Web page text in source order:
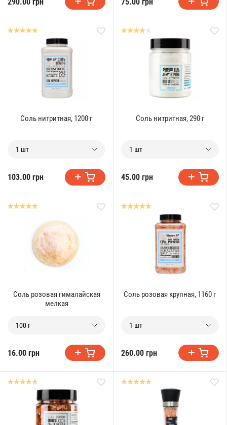
Соль нитритная, 1200 г
1 шт
103.00 грн
Соль нитритная, 290 г
1 шт
45.00 грн
Соль розовая гималайская
мелкая
100 г
16.00 грн
Соль розовая крупная, 1160 г
1 шт
260.00 грн